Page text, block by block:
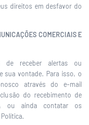
direitos em desfavor do
COMERCIAIS E
de receber alertas ou
sua vontade. Para isso, o
através do e-mail
do recebimento de
ou ainda contatar os